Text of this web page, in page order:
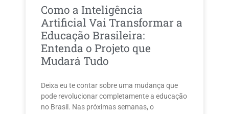
Como a Inteligência
Artificial Vai Transformar a
Educação Brasileira:
Entenda o Projeto que
Mudará Tudo
Deixa eu te contar sobre uma mudança que
pode revolucionar completamente a educação
no Brasil. Nas próximas semanas, o